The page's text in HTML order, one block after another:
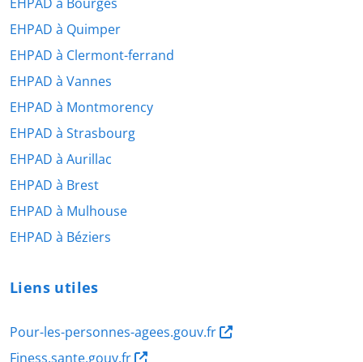
EHPAD à Quimper
EHPAD à Clermont-ferrand
EHPAD à Vannes
EHPAD à Montmorency
EHPAD à Strasbourg
EHPAD à Aurillac
EHPAD à Brest
EHPAD à Mulhouse
EHPAD à Béziers
Liens utiles
Pour-les-personnes-agees.gouv.fr
Finess.sante.gouv.fr